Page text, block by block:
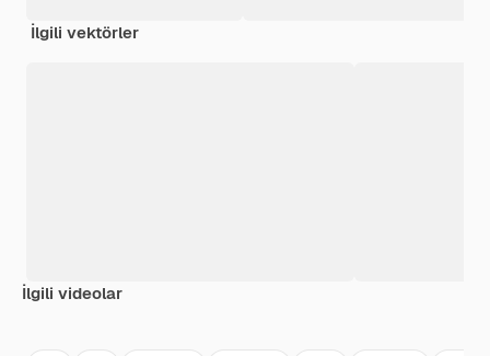
İlgili vektörler
İlgili videolar